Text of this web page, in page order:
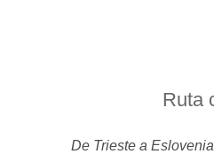
Ruta
De Trieste a